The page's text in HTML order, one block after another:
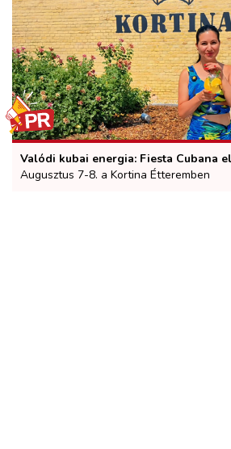
Valódi kubai energia: Fiesta Cubana
Augusztus 7-8. a Kortina Étteremben